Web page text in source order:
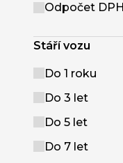
Odpočet DPH
Stáří vozu
Do 1 roku
Do 3 let
Do 5 let
Do 7 let